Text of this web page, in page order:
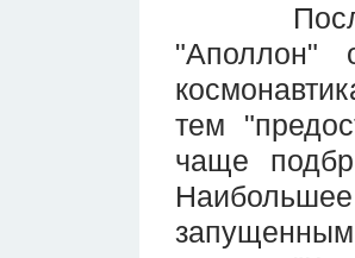
После
"Аполлон"
тем
чаще